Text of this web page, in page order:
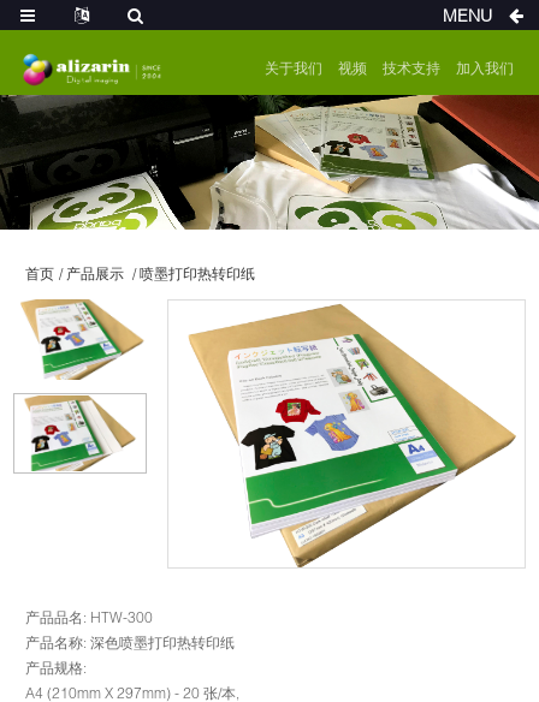
关于我们 视频 技术支持 加入我们
首页 产品展示 喷墨打印热转印纸
产品品名: HTW-300
产品名称: 深色喷墨打印热转印纸
产品规格:
A4 (210mm X 297mm) - 20 张/本,
MENU